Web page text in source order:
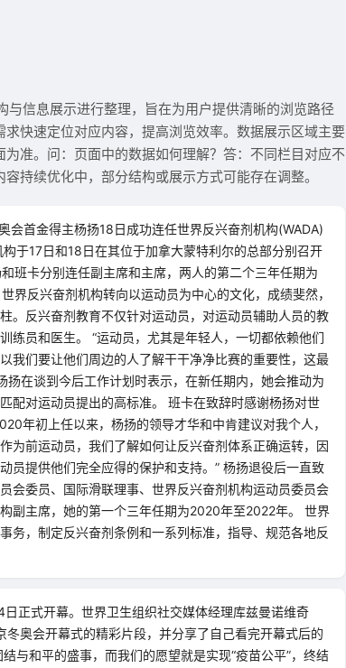
信息展示进行整理，旨在为用户提供清晰的浏览路径
快速定位对应内容，提高浏览效率。数据展示区域主要
准。问：页面中的数据如何理解？答：不同栏目对应不
持续优化中，部分结构或展示方式可能存在调整。
会首金得主杨扬18日成功连任世界反兴奋剂机构(WADA)
于17日和18日在其位于加拿大蒙特利尔的总部分别召开
班卡分别连任副主席和主席，两人的第二个三年任期为
反兴奋剂机构转向以运动员为中心的文化，成绩斐然，
。反兴奋剂教育不仅针对运动员，对运动员辅助人员的教
练员和医生。 “运动员，尤其是年轻人，一切都依赖他们
我们要让他们周边的人了解干干净净比赛的重要性，这最
在谈到今后工作计划时表示，在新任期内，她会推动为
配对运动员提出的高标准。 班卡在致辞时感谢杨扬对世
年初上任以来，杨扬的领导才华和中肯建议对我个人，
为前运动员，我们了解如何让反兴奋剂体系正确运转，因
员提供他们完全应得的保护和支持。” 杨扬退役后一直致
会委员、国际滑联理事、世界反兴奋剂机构运动员委员会
副主席，她的第一个三年任期为2020年至2022年。 世界
务，制定反兴奋剂条例和一系列标准，指导、规范各地反
正式开幕。世界卫生组织社交媒体经理库兹曼诺维奇
奥会开幕式的精彩片段，并分享了自己看完开幕式后的
与和平的盛事，而我们的愿望就是实现“疫苗公平”，终结